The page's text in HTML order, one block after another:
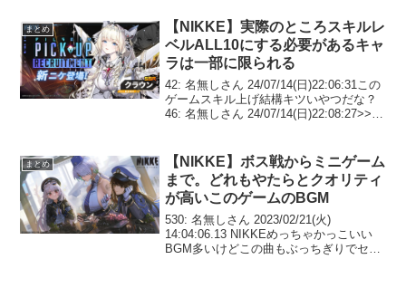
まとめ
【NIKKE】実際のところスキルレ
ベルALL10にする必要があるキャ
ラは一部に限られる
42: 名無しさん 24/07/14(日)22:06:31この
ゲームスキル上げ結構キツいやつだな？
46: 名無しさん 24/07/14(日)22:08:27>>42
まとめ
【NIKKE】ボス戦からミニゲーム
まで。どれもやたらとクオリティ
が高いこのゲームのBGM
530: 名無しさん 2023/02/21(火)
14:04:06.13 NIKKEめっちゃかっこいい
BGM多いけどこの曲もぶっちぎりでセン